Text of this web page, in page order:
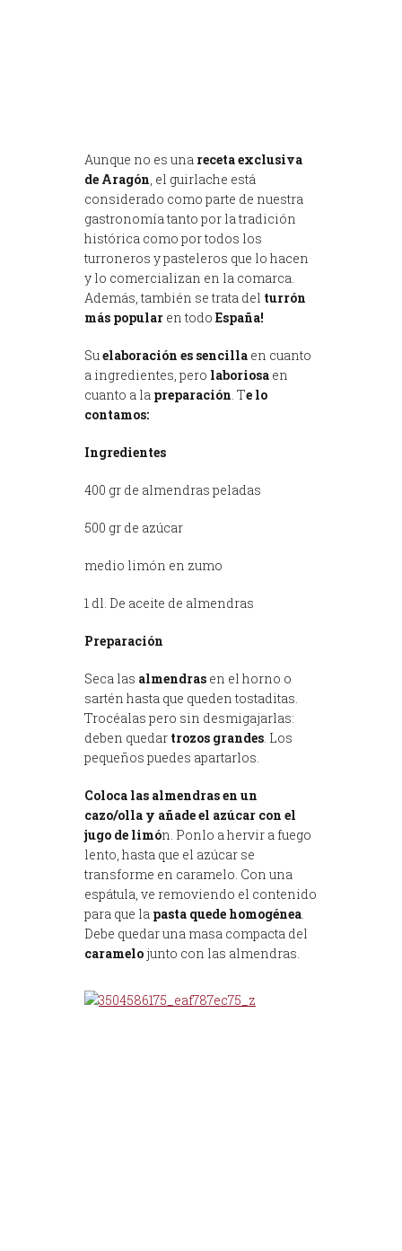
Aunque no es una receta exclusiva
de Aragón, el guirlache está
considerado como parte de nuestra
gastronomía tanto por la tradición
histórica como por todos los
turroneros y pasteleros que lo hacen
y lo comercializan en la comarca.
Además, también se trata del turrón
más popular en todo España!
Suelaboración es sencilla en cuanto
a ingredientes, pero laboriosa en
cuanto a la preparación. Te lo
contamos:
Ingredientes
400 gr de almendras peladas
500 gr de azúcar
medio limón en zumo
1 dl. De aceite de almendras
Preparación
Seca las almendras en el horno o
sartén hasta que queden tostaditas.
Trocéalas pero sin desmigajarlas:
deben quedar trozos grandes. Los
pequeños puedes apartarlos.
Coloca las almendras en un
cazo/olla y añade el azúcar con el
jugo de limón. Ponlo a hervir a fuego
lento, hasta que el azúcar se
transforme en caramelo. Con una
espátula, ve removiendo el contenido
para que la pasta quede homogénea.
Debe quedar una masa compacta del
caramelo junto con las almendras.